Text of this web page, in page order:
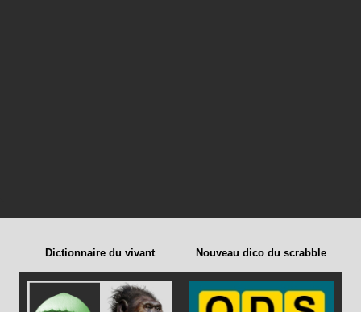
Dictionnaire du vivant Nouveau dico du scrabble